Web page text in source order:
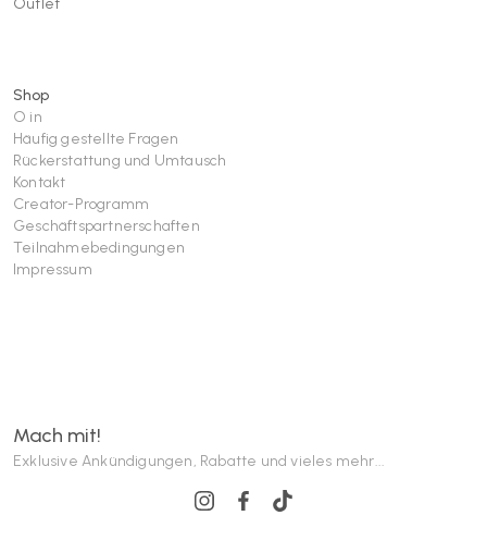
Outlet
Shop
O in
Häufig gestellte Fragen
Rückerstattung und Umtausch
Kontakt
Creator-Programm
Geschäftspartnerschaften
Teilnahmebedingungen
Impressum
Mach mit!
Exklusive Ankündigungen, Rabatte und vieles mehr...